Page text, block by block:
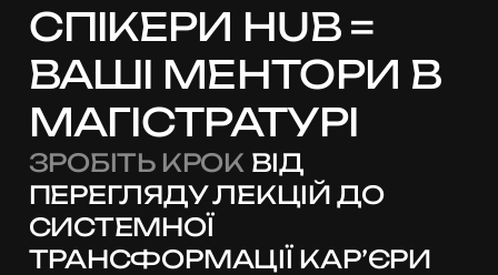
СПІКЕРИ HUB =
ВАШІ МЕНТОРИ В
МАГІСТРАТУРІ
ЗРОБІТЬ КРОК ВІД
ПЕРЕГЛЯДУ ЛЕКЦІЙ ДО
СИСТЕМНОЇ
ТРАНСФОРМАЦІЇ КАР’ЄРИ